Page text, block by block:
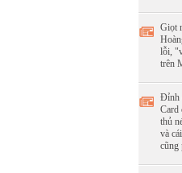
Giọt
lỗi,
trên
Đỉnh
Card
thủ
và
cũng